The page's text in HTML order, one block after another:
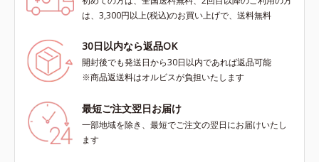
は、3,300円以上(税込)のお買い上げで、送料無料
30日以内なら返品OK
開封後でも発送日から30日以内であれば返品可能
※商品返送料はオルビスが負担いたします
最短ご注文翌日お届け
一部地域を除き、最短でご注文の翌日にお届けいたし
ます